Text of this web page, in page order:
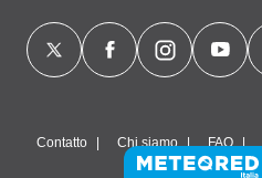
Contatto Chi siamo FAQ